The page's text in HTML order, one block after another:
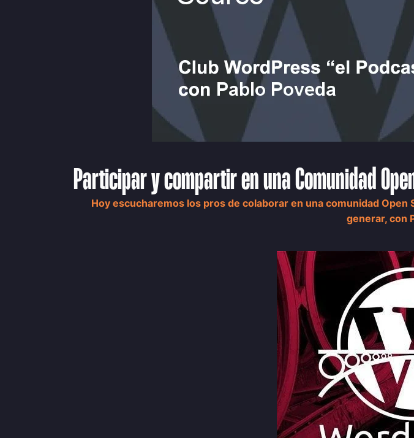
Participar y compartir en una Comunidad
Hoy escucharemos los pros de colaborar en una comunidad
generar, con